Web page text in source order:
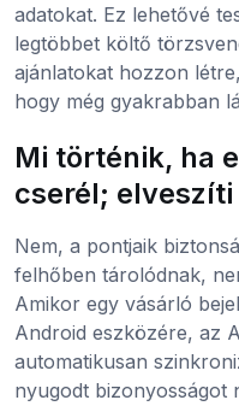
adatokat. Ez lehetővé
legtöbbet költő
ajánlatokat hozzon
hogy még gyakrabban
Mi történik, ha
cserél;
Nem, a pontjaik
felhőben tárolódnak,
Amikor egy vásárló
Android eszközére, az
automatikusan
nyugodt bizonyosságot